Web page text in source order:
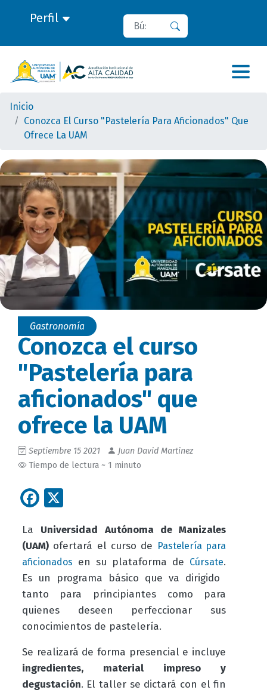
Perfil Buscar
Inicio
Conozca El Curso "Pastelería Para Aficionados" Que
Ofrece La UAM
Gastronomía
Conozca el curso
"Pastelería para
aficionados" que
ofrece la UAM
Septiembre 15 2021
Juan David Martinez
Tiempo de lectura ~ 1 minuto
Facebook
La Universidad Autónoma de Manizales
(UAM)ofertará el curso de Pastelería para
aficionados en su plataforma de Cúrsate.
Es un programa básico que va dirigido
tanto para principiantes como para
quienes deseen perfeccionar sus
conocimientos de pastelería.
Se realizará de forma presencial e incluye
ingredientes, material impreso y
degustación. El taller se dictará con el fin